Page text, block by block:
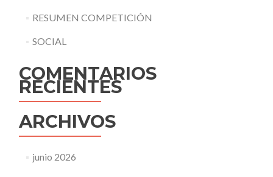
RESUMEN COMPETICIÓN
SOCIAL
COMENTARIOS
RECIENTES
ARCHIVOS
junio 2026